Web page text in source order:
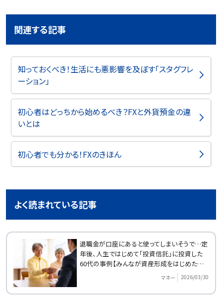
関連する記事
知っておくべき！生活にも悪影響を及ぼす「スタグフレ
ーション」
初心者はどっちから始めるべき？FXと外貨預金の違
いとは
初心者でも分かる！FXのきほん
よく読まれている記事
退職金が口座にあると使ってしまいそうで…定
年後、人生ではじめて「投資信託」に投資した
60代の事例【みんなが資産形成をはじめたきっ
マネー 2026/03/30